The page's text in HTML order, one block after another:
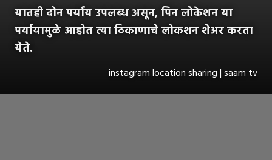
यातही दोन पर्याय उपलब्ध असून, पिन लोकेशन या
पर्यायामुळे आहोत त्या ठिकाणाचे लोकशन शेअर करता
येते.
instagram location sharing | saam tv